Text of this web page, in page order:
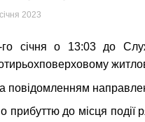
2023
го січня о 13:03 до
повідомленням
прибуттю до місця події